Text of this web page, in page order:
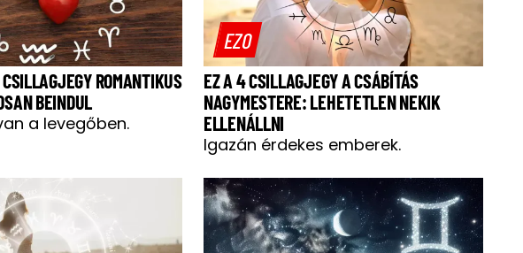
ROMANTIKUS
BEINDUL
a levegőben.
EZO
EZ A 4 CSILLAGJEGY A CSÁBÍTÁS
NAGYMESTERE: LEHETETLEN NEKIK
ELLENÁLLNI
Igazán érdekes emberek.